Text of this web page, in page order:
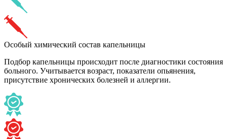
Особый химический состав капельницы
Подбор капельницы происходит после диагностики состояния
больного. Учитывается возраст, показатели опьянения,
присутствие хронических болезней и аллергии.